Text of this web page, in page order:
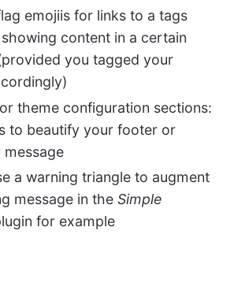
emojiis for links to a tags
content in a certain
you tagged your
theme configuration sections:
to beautify your footer or
message
a warning triangle to augment
message in the Simple
for example